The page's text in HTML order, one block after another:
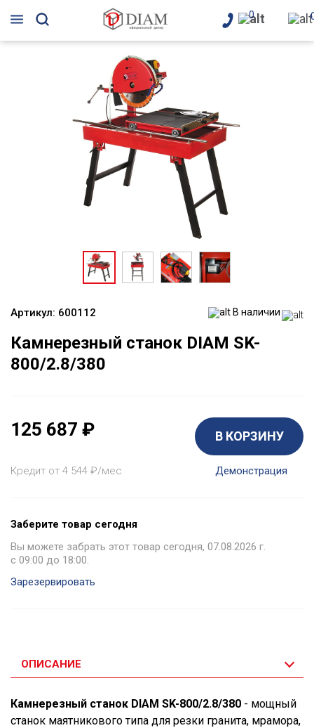
0
Артикул: 600112 В наличии
Камнерезный станок DIAM SK-
800/2.8/380
125 687 ₽ В КОРЗИНУ
Кредит от 4 544 ₽/мес Демонстрация
Заберите товар сегодня
Вы можете забрать этот товар сегодня, 07.08.2026 г.
с 09:00 до 18:00.
Зарезервировать
ОПИСАНИЕ
Камнерезный станок DIAM SK-800/2.8/380 - мощный
станок маятникового типа для резки гранита, мрамора,